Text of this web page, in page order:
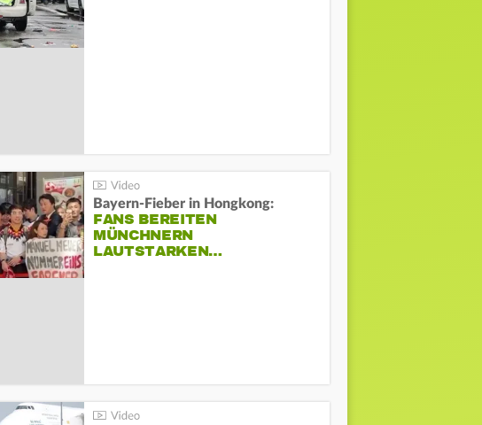
Bayern-Fieber in Hongkong:
FANS BEREITEN
MÜNCHNERN
LAUTSTARKEN…